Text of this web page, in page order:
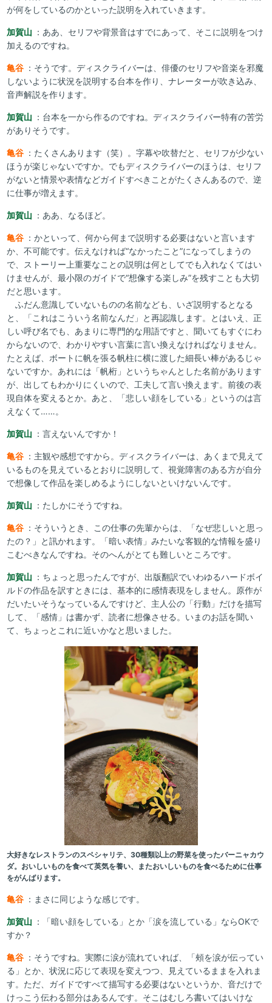
が何をしているのかといった説明を入れていきます。
加賀山 ：ああ、セリフや背景音はすでにあって、そこに説明をつけ
加えるのですね。
亀谷 ：そうです。ディスクライバーは、俳優のセリフや音楽を邪魔
しないように状況を説明する台本を作り、ナレーターが吹き込み、
音声解説を作ります。
加賀山 ：台本を一から作るのですね。ディスクライバー特有の苦労
がありそうです。
亀谷 ：たくさんあります（笑）。字幕や吹替だと、セリフが少ない
ほうが楽じゃないですか。でもディスクライバーのほうは、セリフ
がないと情景や表情などガイドすべきことがたくさんあるので、逆
に仕事が増えます。
加賀山 ：ああ、なるほど。
亀谷 ：かといって、何から何まで説明する必要はないと言います
か、不可能です。伝えなければ“なかったこと”になってしまうの
で、ストーリー上重要なことの説明は何としてでも入れなくてはい
けませんが、最小限のガイドで“想像する楽しみ”を残すことも大切
だと思います。
ふだん意識していないものの名前なども、いざ説明するとなる
と、「これはこういう名前なんだ」と再認識します。とはいえ、正
しい呼び名でも、あまりに専門的な用語ですと、聞いてもすぐにわ
からないので、わかりやすい言葉に言い換えなければなりません。
たとえば、ボートに帆を張る帆柱に横に渡した細長い棒があるじゃ
ないですか。あれには「帆桁」というちゃんとした名前があります
が、出してもわかりにくいので、工夫して言い換えます。前後の表
現自体を変えるとか。あと、「悲しい顔をしている」というのは言
えなくて……。
加賀山 ：言えないんですか！
亀谷 ：主観や感想ですから。ディスクライバーは、あくまで見えて
いるものを見えているとおりに説明して、視覚障害のある方が自分
で想像して作品を楽しめるようにしないといけないんです。
加賀山 ：たしかにそうですね。
亀谷 ：そういうとき、この仕事の先輩からは、「なぜ悲しいと思っ
たの？」と訊かれます。「暗い表情」みたいな客観的な情報を盛り
こむべきなんですね。そのへんがとても難しいところです。
加賀山 ：ちょっと思ったんですが、出版翻訳でいわゆるハードボイ
ルドの作品を訳すときには、基本的に感情表現をしません。原作が
だいたいそうなっているんですけど、主人公の「行動」だけを描写
して、「感情」は書かず、読者に想像させる。いまのお話を聞い
て、ちょっとこれに近いかなと思いました。
大好きなレストランのスペシャリテ、30種類以上の野菜を使ったバーニャカウ
ダ。おいしいものを食べて英気を養い、またおいしいものを食べるために仕事
をがんばります。
亀谷 ：まさに同じような感じです。
加賀山 ：「暗い顔をしている」とか「涙を流している」ならOKで
すか？
亀谷 ：そうですね。実際に涙が流れていれば、「頰を涙が伝ってい
る」とか、状況に応じて表現を変えつつ、見えているままを入れま
す。ただ、ガイドですべて描写する必要はないというか、音だけで
けっこう伝わる部分はあるんです。そこはむしろ書いてはいけな